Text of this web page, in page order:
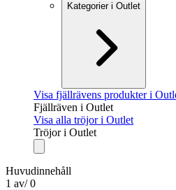
Kategorier i Outlet
Visa fjällrävens produkter i
Fjällräven i Outlet
Visa alla tröjor i Outlet
Tröjor i Outlet
Huvudinnehåll
1 av/ 0